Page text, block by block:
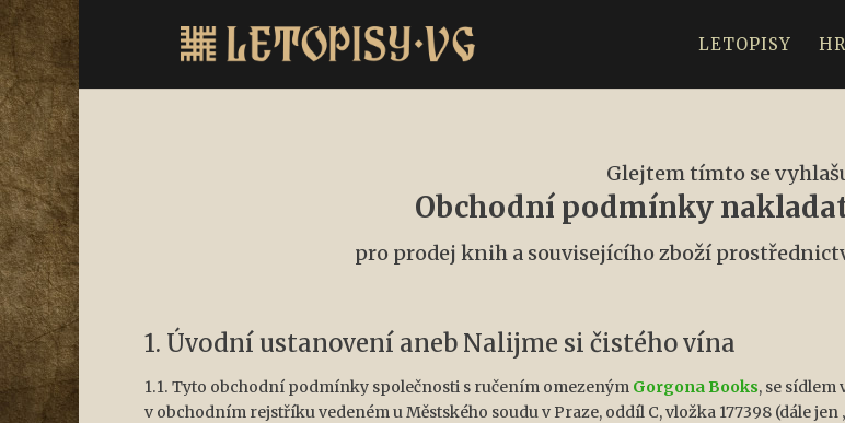
LETOPISY
Glejtem tímto se
Obchodní podmínky
pro prodej knih a souvisejícího zboží
1. Úvodní ustanovení aneb Nalijme si čistého vína
1.1. Tyto obchodní podmínky společnosti s ručením omezeným Gorgona Books, se sídlem
v obchodním rejstříku vedeném u Městského soudu v Praze, oddíl C, vložka 177398 (dále jen